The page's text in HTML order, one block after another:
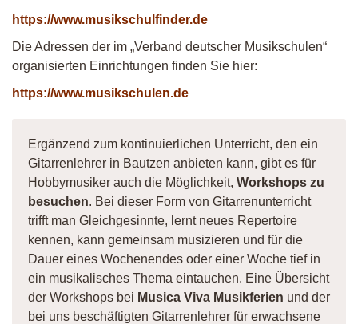
https://www.musikschulfinder.de
Die Adressen der im „Verband deutscher Musikschulen“
organisierten Einrichtungen finden Sie hier:
https://www.musikschulen.de
Ergänzend zum kontinuierlichen Unterricht, den ein
Gitarrenlehrer in Bautzen anbieten kann, gibt es für
Hobbymusiker auch die Möglichkeit, Workshops zu
besuchen. Bei dieser Form von Gitarrenunterricht
trifft man Gleichgesinnte, lernt neues Repertoire
kennen, kann gemeinsam musizieren und für die
Dauer eines Wochenendes oder einer Woche tief in
ein musikalisches Thema eintauchen. Eine Übersicht
der Workshops bei Musica Viva Musikferien und der
bei uns beschäftigten Gitarrenlehrer für erwachsene